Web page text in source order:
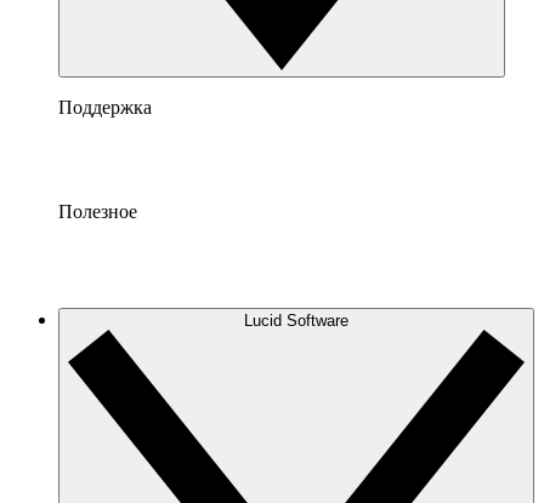
Поддержка
Полезное
Lucid Software